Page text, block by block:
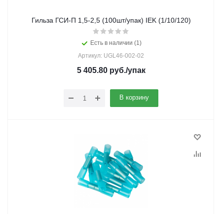
Гильза ГСИ-П 1,5-2,5 (100шт/упак) IEK (1/10/120)
Есть в наличии (1)
Артикул: UGL46-002-02
5 405.80руб./упак
В корзину